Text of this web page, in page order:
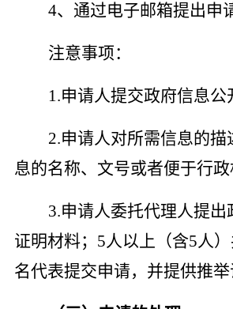
4、通过电子邮箱提出申
注意事项：
1.申请人提交政府信息公
2.申请人对所需信息的
息的名称、文号或者便于行
3.申请人委托代理人提
证明材料；5人以上（含5人
名代表提交申请，并提供推举